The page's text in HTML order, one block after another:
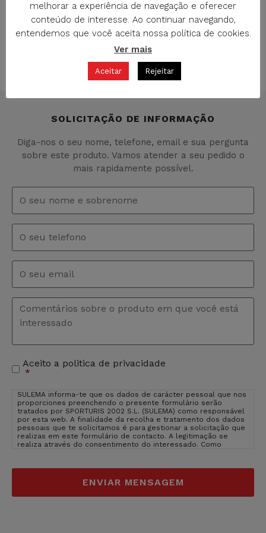
M-3178 ETIQUETAS DE BAGAGEM
ETIQUETAS DE BAGAGEM
SOLICITAÇÃO DE INFORMAÇÃO
Diga-nos o seu nome, telefone, email e sua pergunta
sobre este produto. Vamos atender a seu pedido o
mais rapidamente possível.
sobrenome *
Comentários
Aceitação
de
Aceito a politica de privacidade
*
SULEMA informa-te que os dados de carácter pessoal que nos
proporciones preenchendo o presente formulário serão
tratados por SPORTURIS 2002 S.L. (SULEMA) como responsável
por esta web. A finalidade da recolha e tratamento dos dados
pessoais que te solicitamos é para gestionar a solicitação que
realizas em este formulário de contacto. A legitimação se
realiza através do consentimento do interessado. Como
(provedor de hosting de SULEMA). OVH Hispano está inserido na
EU, em França, um pais cujo nível de protecção são adquados
segundo Comissão da EU.Ver politica de privacidade de OVH
melhorar a experiência de navegação e oferecer
conteúdo de interesse. Ao continuar navegando,
entendemos que você aceita nossa política de cookies.
Ver mais
Aceitar Rejeitar